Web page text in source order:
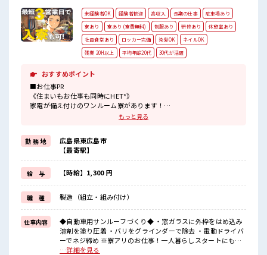
未経験者OK 経験者歓迎 高収入 長期の仕事
駐車場あり
寮あり
寮あり (寮費無料) 制服あり 研修あり
休憩室あり
社員食堂あり
ロッカー完備 染髪OK
ネイルOK
残業 20H以上
平均年齢20代 30代が活躍
おすすめポイント
■お仕事PR
《住まいもお仕事も同時にHET*》
家電が備え付けのワンルーム寮があります！
◆寮費有料の場合:時給1450円
どちらかを選択できます！
銀行・郵便局・スーパー・コンビニなどは
寮から車で10分圏内にあるのでとっても便利☆
駐車場があるので車の持ち込みもOKです！
赴任時の交通費の支給もあります◎
《残業多めだから稼げる*》
残業は月20時間以上あるのでお給料に上乗せできる★
頑張った分しっかり返ってくるのでヤリガイ抜群！
■職場の雰囲気
幅広い年代の方がカツヤク中★
空調完備でカイテキに働ける♪
もっと見る
勤 務 地
広島県東広島市
【最寄駅】
給 与 【時給】1,300 円
職 種 製造（組立・組み付け）
仕事内容
◆自動車用サンルーフづくり◆ ・窓ガラスに外枠をはめ込み
溶剤を塗り圧着 ・バリをグラインダーで除去 ・電動ドライバ
ーでネジ締め ※寮アリのお仕事！一人暮らしスタートにもピ
ッタリ♪ ■お仕事PR 《住まいもお仕事も同時にHET*》 家電
…詳細を見る